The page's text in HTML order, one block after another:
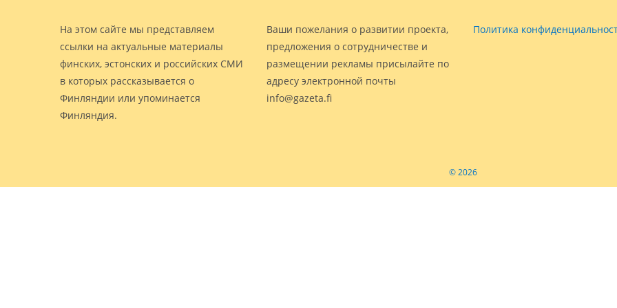
На этом сайте мы представляем
ссылки на актуальные материалы
финских, эстонских и российских СМИ
в которых рассказывается о
Финляндии или упоминается
Финляндия.
Ваши пожелания о развитии проекта,
предложения о сотрудничестве и
размещении рекламы присылайте по
адресу электронной почты
info@gazeta.fi
Политика
© 2026